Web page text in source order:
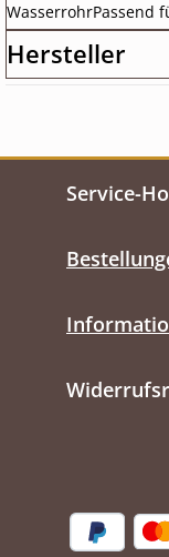
WasserrohrPassend
Hersteller
Service-